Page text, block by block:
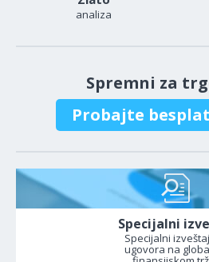
analiza
Spremni za
Probajte
Specijalni
Specijalni
ugovora na